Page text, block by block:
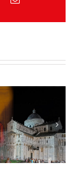
El viaje de Jean
de Tournai